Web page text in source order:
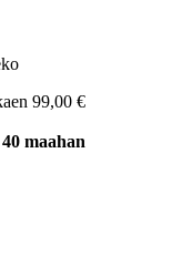
99,00 €
maahan